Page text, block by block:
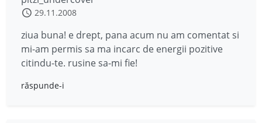
29.11.2008
ziua buna! e drept, pana acum nu am comentat si
mi-am permis sa ma incarc de energii pozitive
citindu-te. rusine sa-mi fie!
răspunde-i